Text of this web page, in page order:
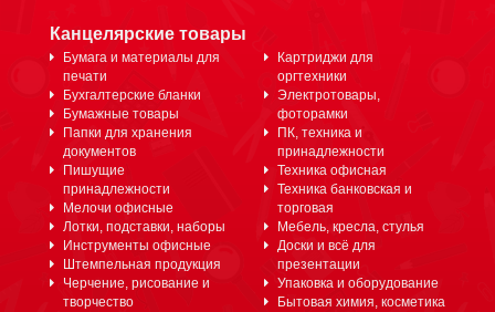
Канцелярские товары
Бумага и материалы для
печати
Бухгалтерские бланки
Бумажные товары
Папки для хранения
документов
Пишущие
принадлежности
Мелочи офисные
Лотки, подставки, наборы
Инструменты офисные
Штемпельная продукция
Черчение, рисование и
творчество
Картриджи для
оргтехники
Электротовары,
фоторамки
ПК, техника и
принадлежности
Техника офисная
Техника банковская и
торговая
Мебель, кресла, стулья
Доски и всё для
презентации
Упаковка и оборудование
Бытовая химия, косметика